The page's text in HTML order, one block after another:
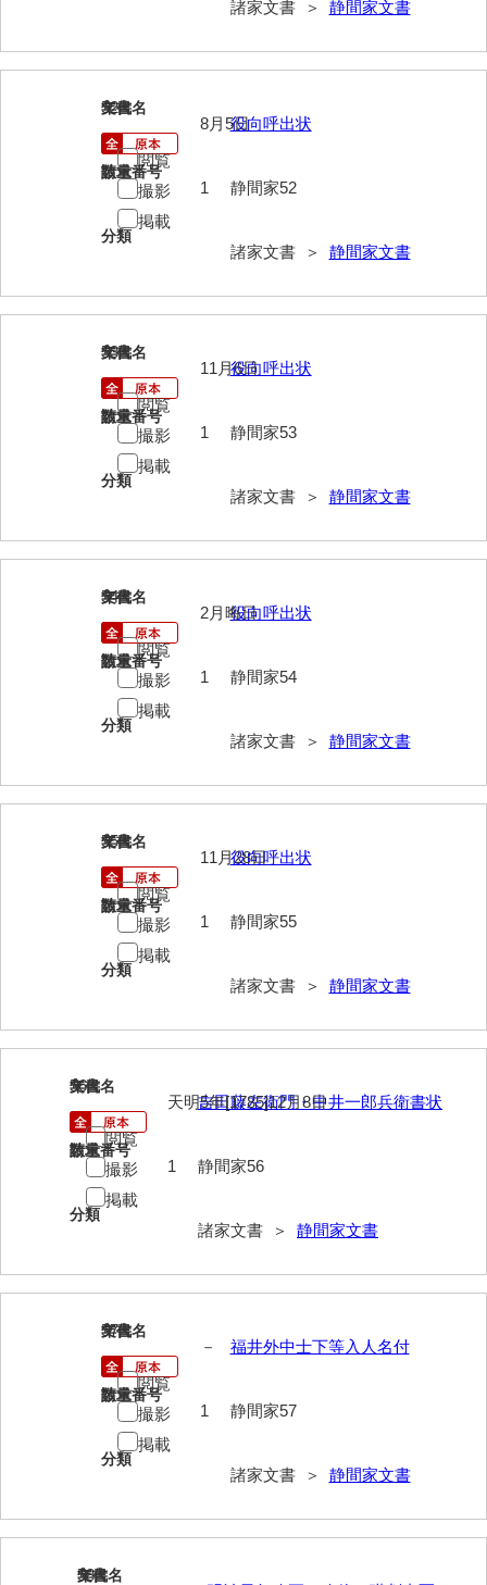
片山家文書（美和町）
月輪寺文書
勝間田家文書
桂家文書（防府市）
桂家文書（宇部市1）
桂家文書（大阪市）
門井家文書
金津家文書
金谷家文書
上村家文書
上矢田井手文書
嘉村家文書
河崎家文書
河崎家文書（旧神代村）
河野家文書（美祢市）
神田一・二宮関係文書
神本正律文書
岸浩文庫
木津屋家文書
木原家文書
木部家文書
木村家文書
木村家文書（山口市）
木村一人文書
諸家文書 ＞ 静間家文書
52
文書名
役向呼出状
請求番号
静間家52
分類
諸家文書 ＞ 静間家文書
年代
8月5日
数量
1
閲覧
撮影
掲載
53
文書名
役向呼出状
請求番号
静間家53
分類
諸家文書 ＞ 静間家文書
年代
11月6日
数量
1
閲覧
撮影
掲載
54
文書名
役向呼出状
請求番号
静間家54
分類
諸家文書 ＞ 静間家文書
年代
2月晦日
数量
1
閲覧
撮影
掲載
55
文書名
役向呼出状
請求番号
静間家55
分類
諸家文書 ＞ 静間家文書
年代
11月28日
数量
1
閲覧
撮影
掲載
56
文書名
吉田藤左衛門・中井一郎兵衛書状
請求番号
静間家56
分類
諸家文書 ＞ 静間家文書
年代
天明5年[1785]12月8日
数量
1
閲覧
撮影
掲載
57
文書名
福井外中士下等入人名付
請求番号
静間家57
分類
諸家文書 ＞ 静間家文書
年代
－
数量
1
閲覧
撮影
掲載
58
文書名
年代